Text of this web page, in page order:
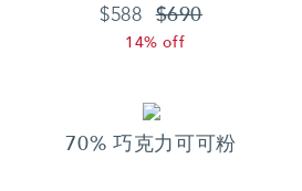
$588 $690
14% off
70% 巧克力可可粉